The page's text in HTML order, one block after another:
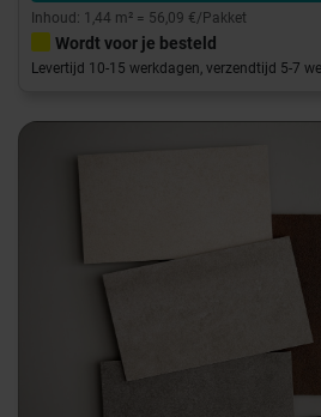
Inhoud: 1,44 m² = 56,09 €/Pakket
Wordt voor je besteld
Levertijd 10-15 werkdagen, verzendtijd 5-7